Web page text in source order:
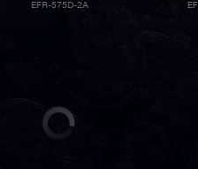
EFR-575D-2A